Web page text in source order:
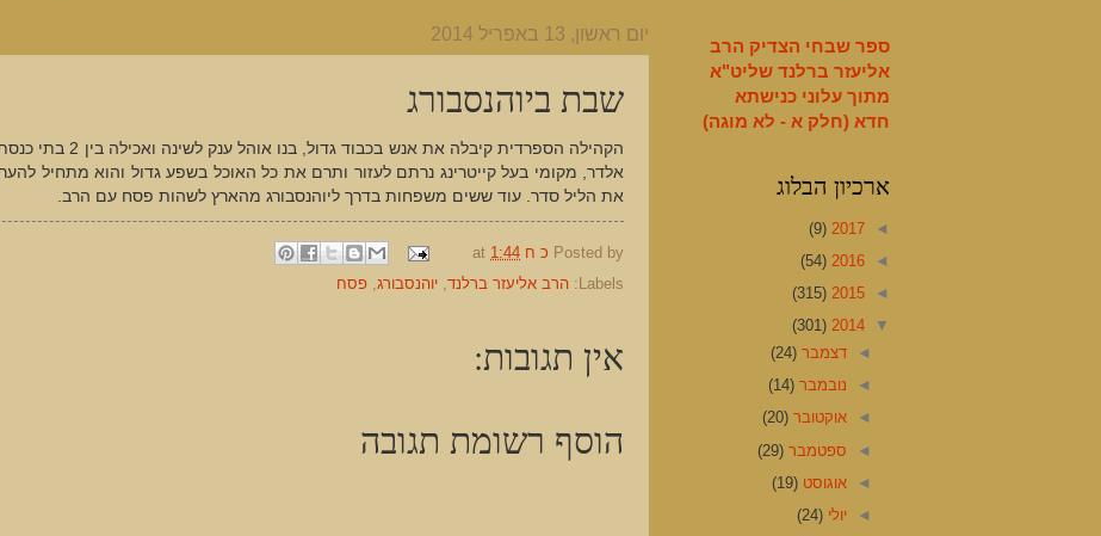
יום ראשון, 13 באפריל 2014
שבת ביוהנסבורג
הקהילה הספרדית קיבלה את אנש בכבוד גדול, בנו
אלדר, מקומי בעל קייטרינג נרתם לעזור ותרם את כל האוכל בשפע גדול והוא מתחיל
את הליל סדר. עוד ששים משפחות בדרך ליוהנסבורג מהארץ לשהות פסח עם הרב.
Posted by כ ח at 1:44
Labels:
הרב אליעזר ברלנד, יוהנסבורג, פסח
אין תגובות:
הוסף רשומת תגובה
ספר שבחי הצדיק הרב
אליעזר ברלנד שליט"א
מתוך עלוני כנישתא
חדא (חלק א - לא מוגה)
ארכיון הבלוג
◄
2017
(9)
◄
2016
(54)
◄
2015
(315)
▼
2014
(301)
◄דצמבר(24)
◄ נובמבר(14)
◄אוקטובר(20)
◄ ספטמבר(29)
◄אוגוסט(19)
◄יולי(24)